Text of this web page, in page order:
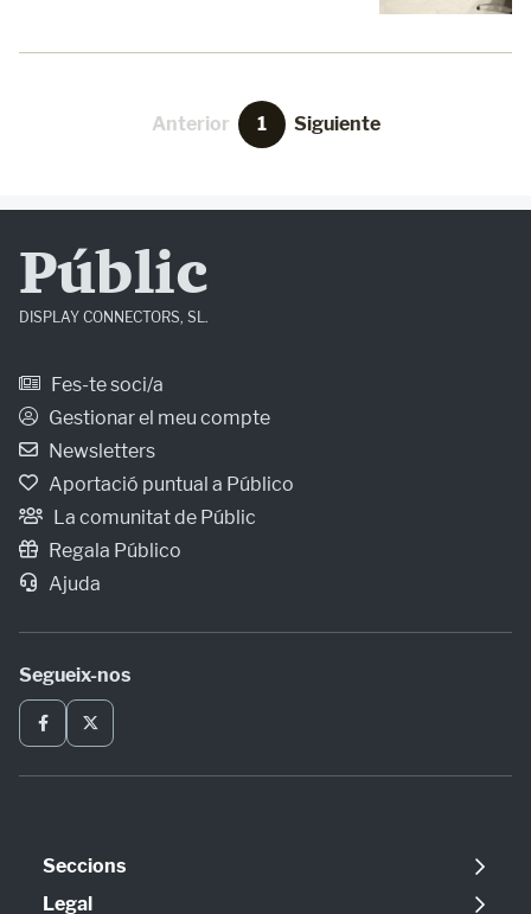
Anterior 1 Siguiente
Públic
DISPLAY CONNECTORS, SL.
Fes-te soci/a
Gestionar el meu compte
Newsletters
Aportació puntual a Público
La comunitat de Públic
Regala Público
Ajuda
Segueix-nos
Seccions
Política
Legal